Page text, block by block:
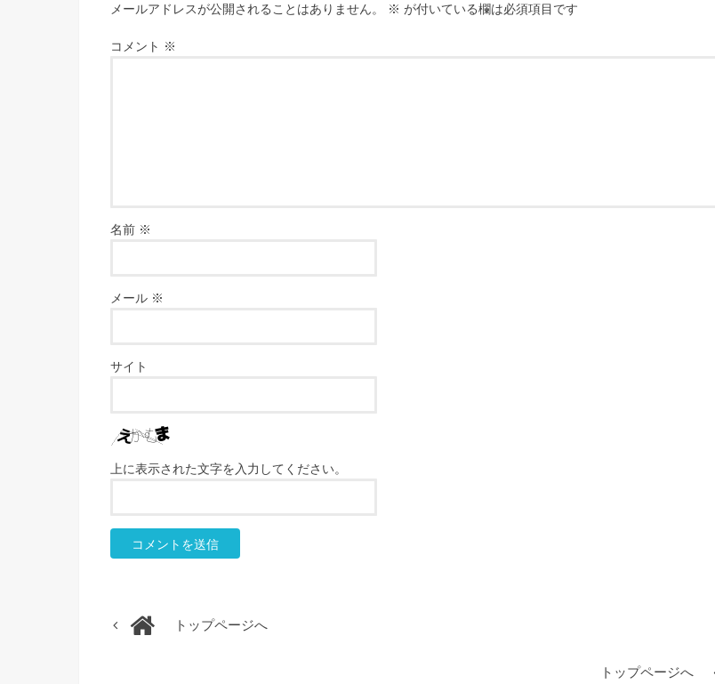
メールアドレスが公開されることはありません。 ※ が付いている欄は必須項目です
コメント ※
名前 ※
メール ※
サイト
上に表示された文字を入力してください。
トップページへ
トップページへ